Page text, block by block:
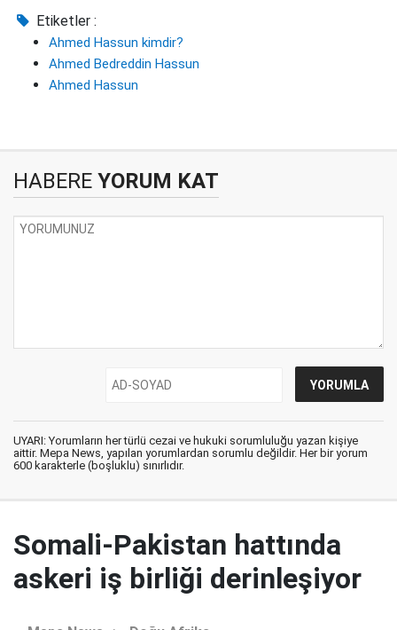
Etiketler :
Ahmed Hassun kimdir?
Ahmed Bedreddin Hassun
Ahmed Hassun
HABERE YORUM KAT
UYARI: Yorumların her türlü cezai ve hukuki sorumluluğu yazan kişiye
aittir. Mepa News, yapılan yorumlardan sorumlu değildir. Her bir yorum
600 karakterle (boşluklu) sınırlıdır.
Somali-Pakistan hattında
askeri iş birliği derinleşiyor